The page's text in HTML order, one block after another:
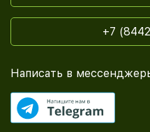
+7
Написать в